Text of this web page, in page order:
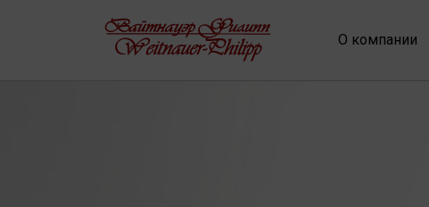
О компании